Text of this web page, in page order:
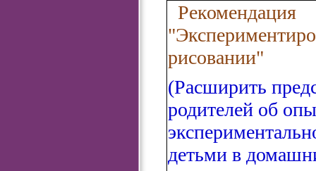
Рекомендация
рисовании"
(Расширить
родителей об
детьми в